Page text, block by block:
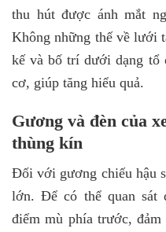
thu hút được ánh mắt
Không những thế về lưới
kế và bố trí dưới dạng tổ
cơ, giúp tăng hiểu quả.
Gương và đèn của
thùng kín
Đối với gương chiếu hậu
lớn. Để có thể quan sát
điểm mù phía trước,